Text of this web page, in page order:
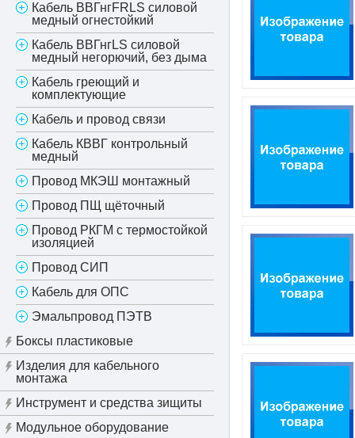
Кабель ВВГнгFRLS силовой
медный огнестойкий
Кабель ВВГнгLS силовой
медный негорючий, без дыма
Кабель греющий и
комплектующие
Кабель и провод связи
Кабель КВВГ контрольный
медный
Провод МКЭШ монтажный
Провод ПЩ щёточный
Провод РКГМ с термостойкой
изоляцией
Провод СИП
Кабель для ОПС
Эмальпровод ПЭТВ
Боксы пластиковые
Изделия для кабельного
монтажа
Инструмент и средства зищиты
Модульное оборудование